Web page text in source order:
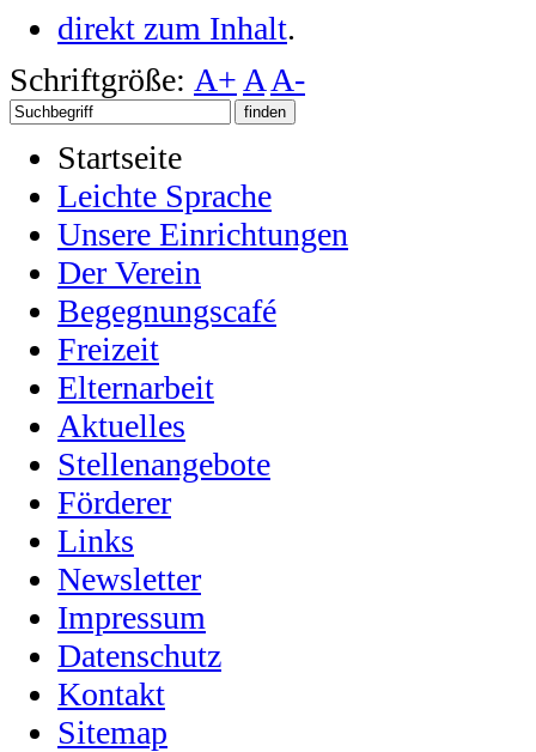
direkt zum Inhalt.
Schriftgröße: A+AA-
Startseite
Leichte Sprache
Unsere Einrichtungen
Der Verein
Begegnungscafé
Freizeit
Elternarbeit
Aktuelles
Stellenangebote
Förderer
Links
Newsletter
Impressum
Datenschutz
Kontakt
Sitemap